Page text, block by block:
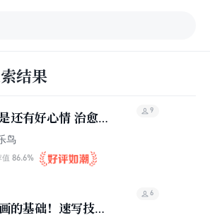
结果
还有好心情 治愈系
简笔插画集
鸟
值 86.6%
9
的基础！速写技法
6